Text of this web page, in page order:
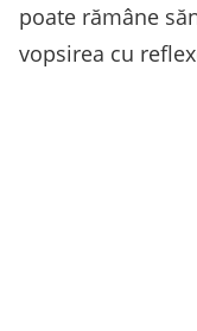
poate rămâne
vopsirea cu